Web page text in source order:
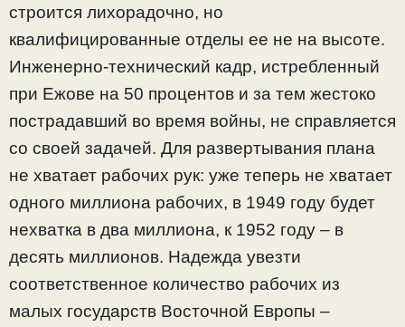
строится лихорадочно, но
квалифицированные отделы ее не на высоте.
Инженерно-технический кадр, истребленный
при Ежове на 50 процентов и за тем жестоко
пострадавший во время войны, не справляется
со своей задачей. Для развертывания плана
не хватает рабочих рук: уже теперь не хватает
одного миллиона рабочих, в 1949 году будет
нехватка в два миллиона, к 1952 году – в
десять миллионов. Надежда увезти
соответственное количество рабочих из
малых государств Восточной Европы –